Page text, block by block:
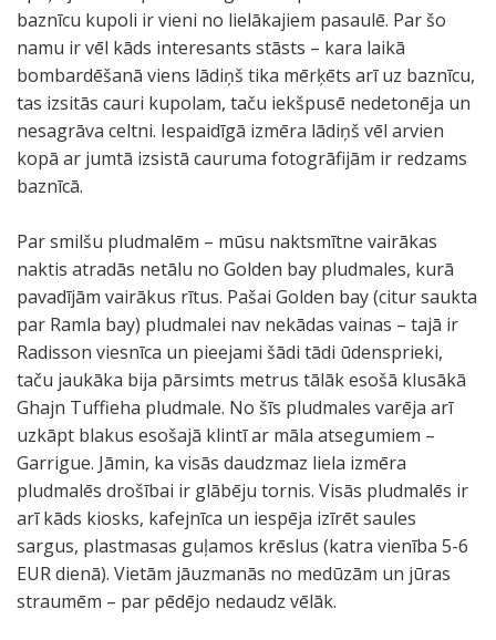
baznīcu kupoli ir vieni no lielākajiem pasaulē. Par šo
namu ir vēl kāds interesants stāsts – kara laikā
bombardēšanā viens lādiņš tika mērķēts arī uz baznīcu,
tas izsitās cauri kupolam, taču iekšpusē nedetonēja un
nesagrāva celtni. Iespaidīgā izmēra lādiņš vēl arvien
kopā ar jumtā izsistā cauruma fotogrāfijām ir redzams
baznīcā.
Par smilšu pludmalēm – mūsu naktsmītne vairākas
naktis atradās netālu no Golden bay pludmales, kurā
pavadījām vairākus rītus. Pašai Golden bay (citur saukta
par Ramla bay) pludmalei nav nekādas vainas – tajā ir
Radisson viesnīca un pieejami šādi tādi ūdensprieki,
taču jaukāka bija pārsimts metrus tālāk esošā klusākā
Ghajn Tuffieha pludmale. No šīs pludmales varēja arī
uzkāpt blakus esošajā klintī ar māla atsegumiem –
Garrigue. Jāmin, ka visās daudzmaz liela izmēra
pludmalēs drošībai ir glābēju tornis. Visās pludmalēs ir
arī kāds kiosks, kafejnīca un iespēja izīrēt saules
sargus, plastmasas guļamos krēslus (katra vienība 5-6
EUR dienā). Vietām jāuzmanās no medūzām un jūras
straumēm – par pēdējo nedaudz vēlāk.